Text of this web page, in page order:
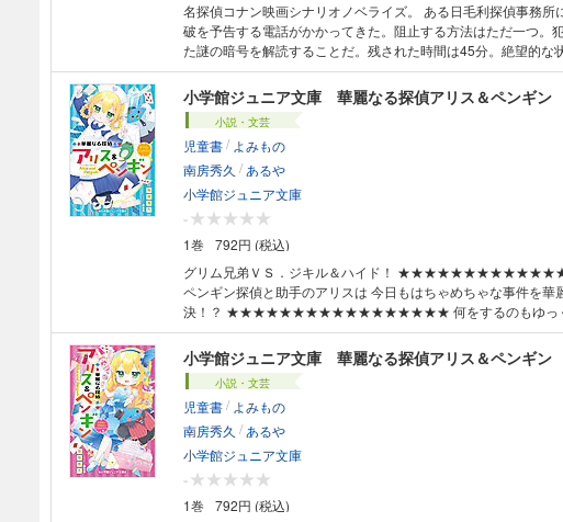
名探偵コナン映画シナリオノベライズ。 ある日毛利探偵事務所に大規模爆
破を予告する電話がかかってきた。阻止する方法はただ一つ。
た謎の暗号を解読することだ。残された時間は45分。絶望的な
込まれても、事件の解決をあきらめないコナンだが、爆風の中
り逃がしてしまう。犯人が計画性を持っていると推理したコナン
発を阻止するために単独捜査に乗り出す。次のターゲットはいっ
なのか？果たして犯人は誰なのか？そして犯人はなぜ、小五郎を
か？ 挑戦状に隠された暗号解読にコナンは成功するが、同時に
と」を知る。それは、この事件に仕掛けられた恐るべき陰謀であ
この作品はカラーイラストが含まれます。
小学館ジュニア文庫 華麗なる探偵アリス＆ペンギ
小説・文芸
児童書/ よみもの
南房秀久 / あるや
小学館ジュニア文庫
-
1巻
792円 (税込)
グリム兄弟ＶＳ．ジキル＆ハイド！ ★★★★★★★★★★★★★★★★★
ペンギン探偵と助手のアリスは 今日もはちゃめちゃな事件を華
決！？ ★★★★★★★★★★★★★★★★★ 何をするのもゆっくりな中
学2年生の女の子・夕星（ゆうずつ）アリスは、 不思議な指輪
国に入ると、アリス・リドルに変身！ ペンギン探偵、P・P・
の優秀な助手として、華麗に事件を解決しちゃいます。 イギリスからの転
校生、七つの顔をもつジョニーの落とし物の捜索、 P・P・ジュ
敵の巨大犯罪ワニ、チックタック・ザ・キッドのお悩み相談、
＆ハイド氏の復讐計画などなど、 今日もペンギン探偵社には、
ゃな事件が持ち込まれているようで……。 ※対象年齢：中学年から ★本文
小説・文芸
児童書/ よみもの
南房秀久 / あるや
小学館ジュニア文庫
-
1巻
792円 (税込)